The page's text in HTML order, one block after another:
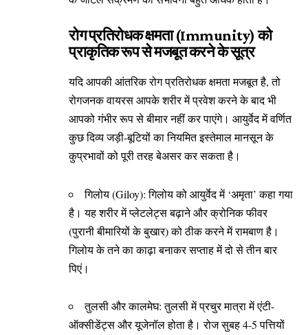
रोग प्रतिरोधक क्षमता (Immunity) को
प्राकृतिक रूप से मजबूत करने के सूत्र
यदि आपकी आंतरिक रोग प्रतिरोधक क्षमता मजबूत है, तो
रोगजनक वायरस आपके शरीर में प्रवेश करने के बाद भी
आपको गंभीर रूप से बीमार नहीं कर पाएंगे। आयुर्वेद में वर्णित
कुछ दिव्य जड़ी-बूटियों का नियमित इस्तेमाल मानसून के
कुप्रभावों को पूरी तरह बेअसर कर सकता है।
गिलोय (Giloy): गिलोय को आयुर्वेद में ‘अमृता’ कहा गया
है। यह शरीर में प्लेटलेट्स बढ़ाने और क्रोनिक फीवर
(पुरानी बीमारियों के बुखार) को ठीक करने में रामबाण है।
गिलोय के तने का काढ़ा बनाकर सप्ताह में दो से तीन बार
पिएं।
तुलसी और कालमेघ: तुलसी में प्रचुर मात्रा में एंटी-
ऑक्सीडेंट्स और यूजेनॉल होता है। रोज सुबह 4-5 पत्तियों